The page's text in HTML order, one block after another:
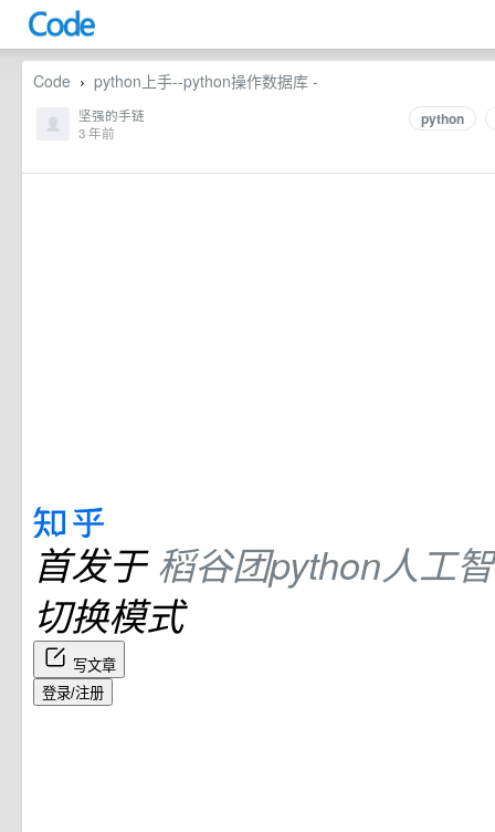
Code › python上手--python操作数据库 -
python
坚强的手链
3 年前
首发于稻谷团python人工
切换模式
写文章
登录/注册